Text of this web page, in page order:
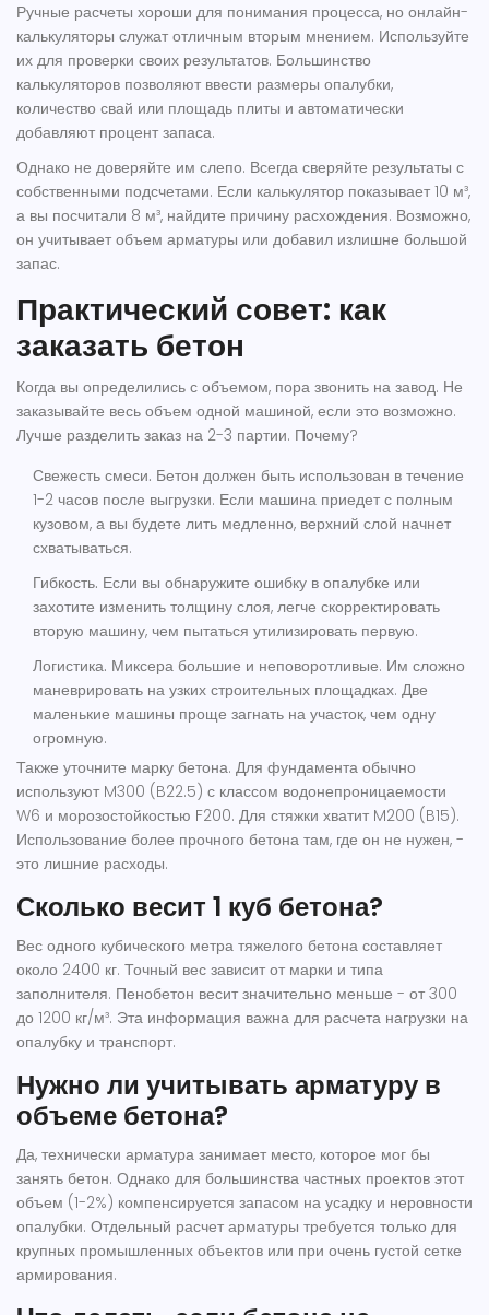
Ручные расчеты хороши для понимания процесса, но онлайн-
калькуляторы служат отличным вторым мнением. Используйте
их для проверки своих результатов. Большинство
калькуляторов позволяют ввести размеры опалубки,
количество свай или площадь плиты и автоматически
добавляют процент запаса.
Однако не доверяйте им слепо. Всегда сверяйте результаты с
собственными подсчетами. Если калькулятор показывает 10 м³,
а вы посчитали 8 м³, найдите причину расхождения. Возможно,
он учитывает объем арматуры или добавил излишне большой
запас.
Практический совет: как
заказать бетон
Когда вы определились с объемом, пора звонить на завод. Не
заказывайте весь объем одной машиной, если это возможно.
Лучше разделить заказ на 2-3 партии. Почему?
Свежесть смеси. Бетон должен быть использован в течение
1-2 часов после выгрузки. Если машина приедет с полным
кузовом, а вы будете лить медленно, верхний слой начнет
схватываться.
Гибкость. Если вы обнаружите ошибку в опалубке или
захотите изменить толщину слоя, легче скорректировать
вторую машину, чем пытаться утилизировать первую.
Логистика. Миксера большие и неповоротливые. Им сложно
маневрировать на узких строительных площадках. Две
маленькие машины проще загнать на участок, чем одну
огромную.
Также уточните марку бетона. Для фундамента обычно
используют M300 (B22.5) с классом водонепроницаемости
W6 и морозостойкостью F200. Для стяжки хватит M200 (B15).
Использование более прочного бетона там, где он не нужен, -
это лишние расходы.
Сколько весит 1 куб бетона?
Вес одного кубического метра тяжелого бетона составляет
около 2400 кг. Точный вес зависит от марки и типа
заполнителя. Пенобетон весит значительно меньше - от 300
до 1200 кг/м³. Эта информация важна для расчета нагрузки на
опалубку и транспорт.
Нужно ли учитывать арматуру в
объеме бетона?
Да, технически арматура занимает место, которое мог бы
занять бетон. Однако для большинства частных проектов этот
объем (1-2%) компенсируется запасом на усадку и неровности
опалубки. Отдельный расчет арматуры требуется только для
крупных промышленных объектов или при очень густой сетке
армирования.